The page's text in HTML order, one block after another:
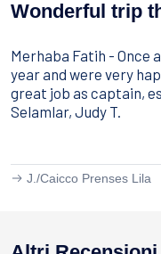
Come Prenotare
Termini e
Wonderful trip
Merhaba Fatih - Once
year and were very
great job as captain,
Selamlar, Judy T.
J./Caicco Prenses Lila